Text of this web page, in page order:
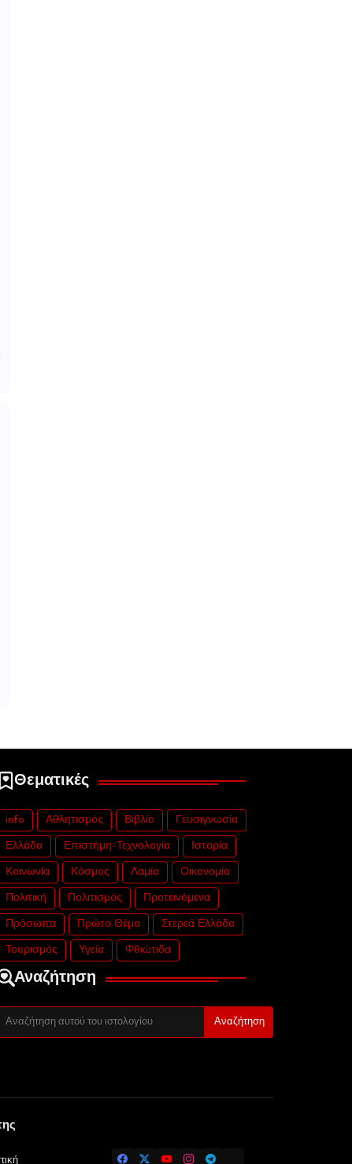
Θεματικές
info Αθλητισμός Βιβλίο Γευσιγνωσία
Ελλάδα Επιστήμη-Τεχνολογία Ιστορία
Κοινωνία Κόσμος Λαμία Οικονομία
Πολιτική Πολιτισμός Προτεινόμενα
Πρόσωπα Πρώτο Θέμα Στερεά Ελλάδα
Τουρισμός Υγεία Φθιώτιδα
Αναζήτηση